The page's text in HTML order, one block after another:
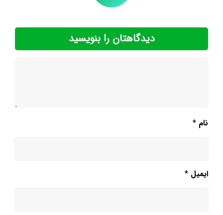
دیدگاهتان را بنویسید
نام *
ایمیل *